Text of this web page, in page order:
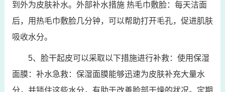
到外为皮肤补水。外部补水措施 热毛巾敷脸：每天洁面
后，用热毛巾敷脸几分钟，可以帮助打开毛孔，促进肌肤
吸收水分。
5、脸干起皮可以采取以下措施进行补救：使用保湿
面膜：补水急救：保湿面膜能够迅速为皮肤补充大量水
分，并锁住这些水分，有助于改善脸部干燥的状况。定期